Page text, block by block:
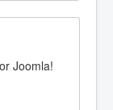
Joomla!